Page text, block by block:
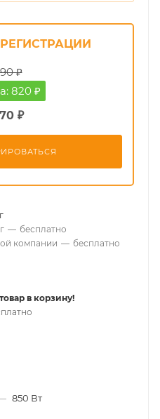
₽
820 ₽
₽
— бесплатно
компании — бесплатно
в корзину!
850 Вт